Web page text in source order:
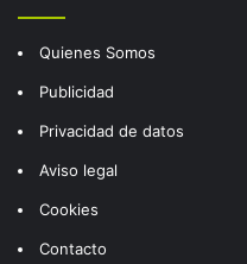
Quienes Somos
Publicidad
Privacidad de datos
Aviso legal
Cookies
Contacto